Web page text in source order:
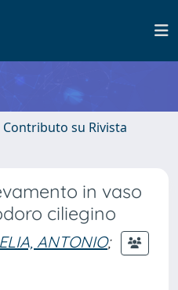
Contributo su Rivista
in vaso
ciliegino
ELIA, ANTONIO;